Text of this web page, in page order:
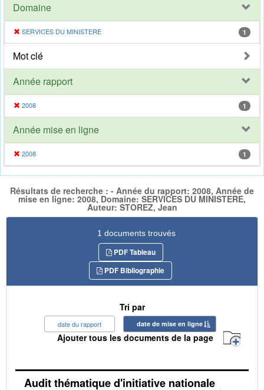
Domaine
SERVICES DU MINISTERE 1
Mot clé
Année rapport
2008 1
Année mise en ligne
2008 1
Résultats de recherche : - Année du rapport: 2008, Année de
mise en ligne: 2008, Domaine: SERVICES DU MINISTERE,
Auteur: STOREZ, Jean
1 documents trouvés
PDF Tableau
PDF Bibliographie
Tri par
date du rapport date de mise en ligne
Ajouter tous les documents de la page
Audit thématique d'initiative nationale